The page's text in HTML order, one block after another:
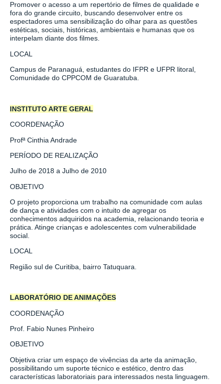
Promover o acesso a um repertório de filmes de qualidade e
fora do grande circuito, buscando desenvolver entre os
espectadores uma sensibilização do olhar para as questões
estéticas, sociais, históricas, ambientais e humanas que os
interpelam diante dos filmes.
LOCAL
Campus de Paranaguá, estudantes do IFPR e UFPR litoral,
Comunidade do CPPCOM de Guaratuba.
INSTITUTO ARTE GERAL
COORDENAÇÃO
ProfªCinthia Andrade
PERÍODO DE REALIZAÇÃO
Julho de 2018 a Julho de 2010
OBJETIVO
O projeto proporciona um trabalho na comunidade com aulas
de dança e atividades com o intuito de agregar os
conhecimentos adquiridos na academia, relacionando teoria e
prática. Atinge crianças e adolescentes com vulnerabilidade
social.
LOCAL
Região sul de Curitiba, bairro Tatuquara.
LABORATÓRIO DE ANIMAÇÕES
COORDENAÇÃO
Prof. Fabio Nunes Pinheiro
OBJETIVO
Objetiva criar um espaço de vivências da arte da animação,
possibilitando um suporte técnico e estético, dentro das
características laboratoriais para interessados nesta linguagem.